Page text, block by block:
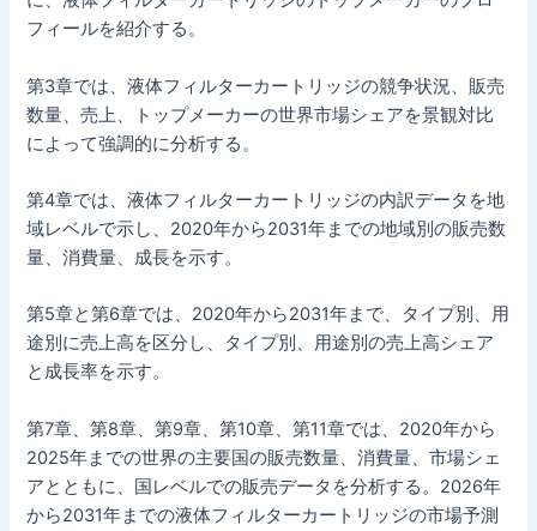
フィールを紹介する。
第3章では、液体フィルターカートリッジの競争状況、販売
数量、売上、トップメーカーの世界市場シェアを景観対比
によって強調的に分析する。
第4章では、液体フィルターカートリッジの内訳データを地
域レベルで示し、2020年から2031年までの地域別の販売数
量、消費量、成長を示す。
第5章と第6章では、2020年から2031年まで、タイプ別、用
途別に売上高を区分し、タイプ別、用途別の売上高シェア
と成長率を示す。
第7章、第8章、第9章、第10章、第11章では、2020年から
2025年までの世界の主要国の販売数量、消費量、市場シェ
アとともに、国レベルでの販売データを分析する。2026年
から2031年までの液体フィルターカートリッジの市場予測